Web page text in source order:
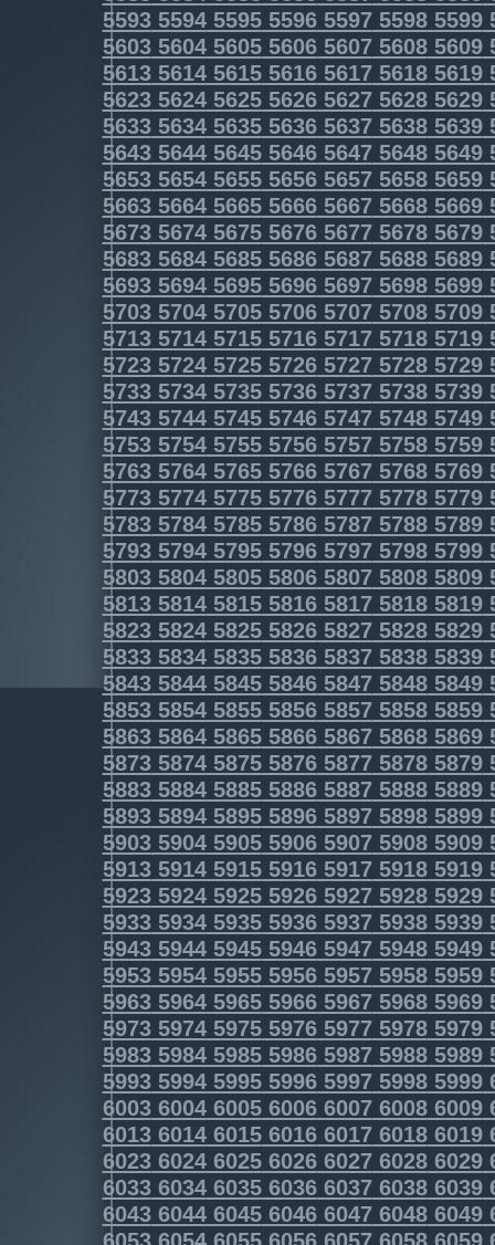
5593559455955596559755985599
5603560456055606560756085609
5613561456155616561756185619
5623562456255626562756285629
5633563456355636563756385639
5643564456455646564756485649
5653565456555656565756585659
5663566456655666566756685669
5673567456755676567756785679
5683568456855686568756885689
5693569456955696569756985699
5703570457055706570757085709
5713571457155716571757185719
5723572457255726572757285729
5733573457355736573757385739
5743574457455746574757485749
5753575457555756575757585759
5763576457655766576757685769
5773577457755776577757785779
5783578457855786578757885789
5793579457955796579757985799
5803580458055806580758085809
5813581458155816581758185819
5823582458255826582758285829
5833583458355836583758385839
5843584458455846584758485849
5853585458555856585758585859
5863586458655866586758685869
5873587458755876587758785879
5883588458855886588758885889
5893589458955896589758985899
5903590459055906590759085909
5913591459155916591759185919
5923592459255926592759285929
5933593459355936593759385939
5943594459455946594759485949
5953595459555956595759585959
5963596459655966596759685969
5973597459755976597759785979
5983598459855986598759885989
5993599459955996599759985999
6003600460056006600760086009
6013601460156016601760186019
6023602460256026602760286029
6033603460356036603760386039
6043604460456046604760486049